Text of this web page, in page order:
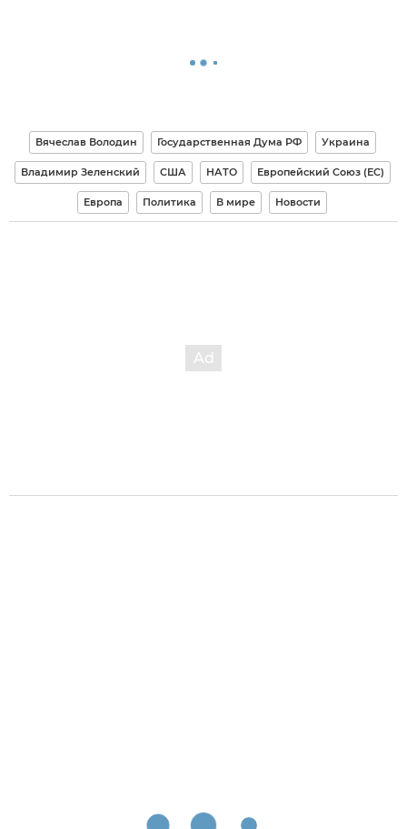
Вячеслав Володин Государственная Дума РФ Украина
Владимир Зеленский США НАТО Европейский Союз (ЕС)
Европа Политика В мире Новости